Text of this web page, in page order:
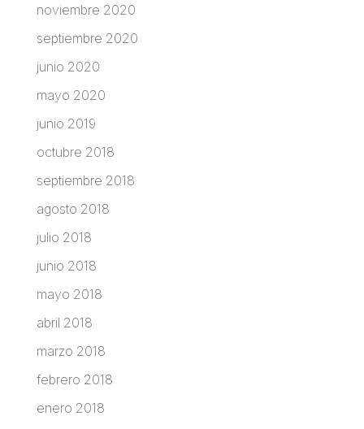
noviembre 2020
septiembre 2020
junio 2020
mayo 2020
junio 2019
octubre 2018
septiembre 2018
agosto 2018
julio 2018
junio 2018
mayo 2018
abril 2018
marzo 2018
febrero 2018
enero 2018